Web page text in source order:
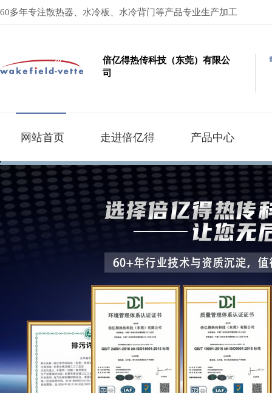
60多年专注散热器、水冷板、水冷背门等产品专业生产加工
倍亿得热传科技（东莞）有限公
司
网站首页 走进倍亿得 产品中心